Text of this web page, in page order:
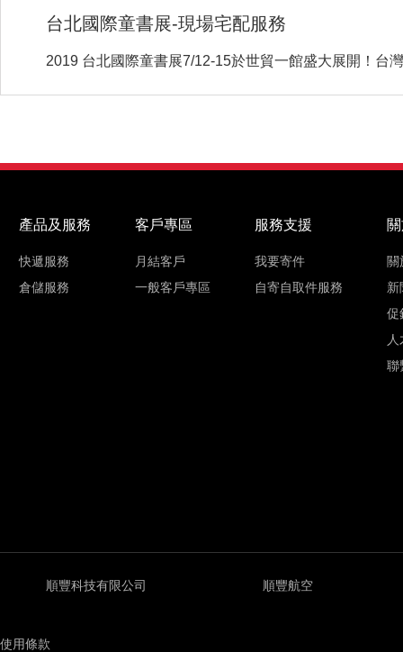
台北國際童書展-現場宅配服務
2019 台北國際童書展7/12-15於世貿一館盛大展開！台
產品及服務
快遞服務
倉儲服務
客戶專區
月結客戶
一般客戶專區
服務支援
我要寄件
自寄自取件服務
關
新
促
聯
順豐科技有限公司 順豐航空
使用條款